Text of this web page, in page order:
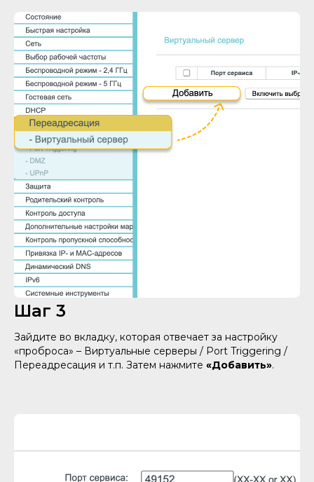
Шаг 3
Зайдите во вкладку, которая отвечает за настройку
«проброса» – Виртуальные серверы / Port Triggering /
Переадресация и т.п. Затем нажмите «Добавить».